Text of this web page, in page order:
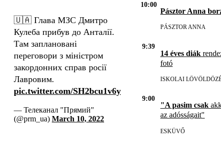
🇺🇦 Глава МЗС Дмитро
Кулеба прибув до Анталії.
Там заплановані
переговори з міністром
закордонних справ росії
Лавровим.
pic.twitter.com/SH2bcu1v6y
— Телеканал "Прямий"
(@prm_ua) March 10, 2022
10:00
Pásztor Anna
PÁSZTOR ANNA
9:39
14 éves diák
fotó
ISKOLAI
9:00
"A pasim csak
az adósságait"
ESKÜVŐ